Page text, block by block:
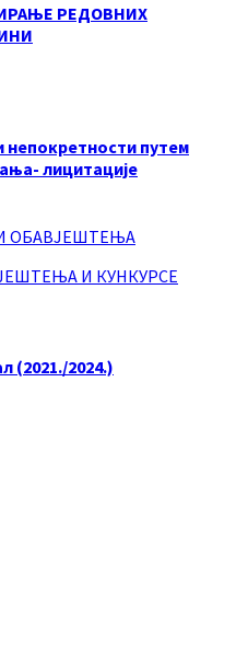
РЕДОВНИХ
путем
лицитације
ОБАВЈЕШТЕЊА
И КУНКУРСЕ
(2021./2024.)